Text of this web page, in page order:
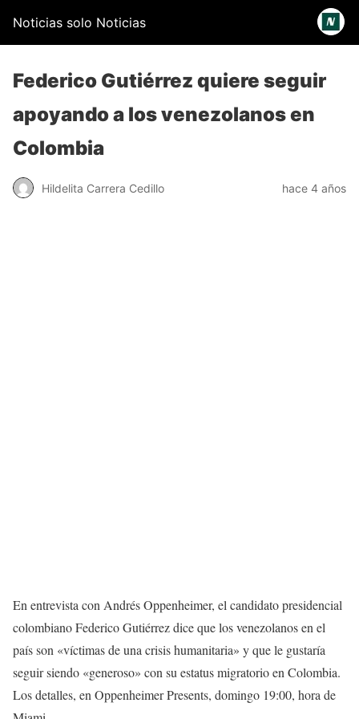
Noticias solo Noticias
Federico Gutiérrez quiere seguir
apoyando a los venezolanos en
Colombia
Hildelita Carrera Cedillo hace 4 años
En entrevista con Andrés Oppenheimer, el candidato presidencial
colombiano Federico Gutiérrez dice que los venezolanos en el
país son «víctimas de una crisis humanitaria» y que le gustaría
seguir siendo «generoso» con su estatus migratorio en Colombia.
Los detalles, en Oppenheimer Presents, domingo 19:00, hora de